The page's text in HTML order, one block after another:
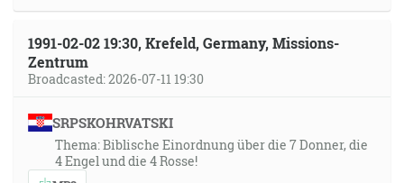
1991-02-02 19:30, Krefeld, Germany, Missions-
Zentrum
Broadcasted: 2026-07-11 19:30
SRPSKOHRVATSKI
Thema: Biblische Einordnung über die 7 Donner, die
4 Engel und die 4 Rosse!